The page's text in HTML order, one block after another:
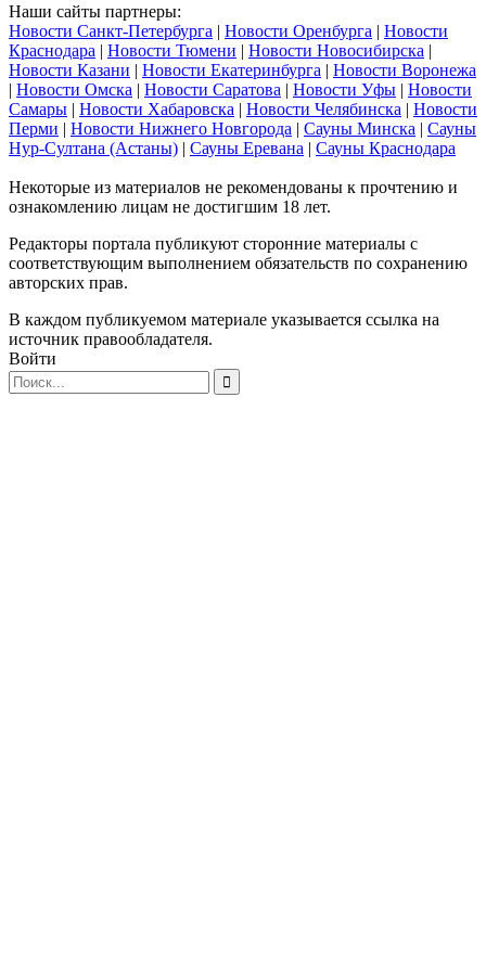
Наши сайты партнеры:
Новости Санкт-Петербурга | Новости Оренбурга | Новости
Краснодара | Новости Тюмени | Новости Новосибирска |
Новости Казани | Новости Екатеринбурга | Новости Воронежа
| Новости Омска | Новости Саратова | Новости Уфы | Новости
Самары | Новости Хабаровска | Новости Челябинска | Новости
Перми | Новости Нижнего Новгорода | Сауны Минска | Сауны
Нур-Султана (Астаны) | Сауны Еревана | Сауны Краснодара
Некоторые из материалов не рекомендованы к прочтению и
ознакомлению лицам не достигшим 18 лет.
Редакторы портала публикуют сторонние материалы с
соответствующим выполнением обязательств по сохранению
авторских прав.
В каждом публикуемом материале указывается ссылка на
источник правообладателя.
Войти